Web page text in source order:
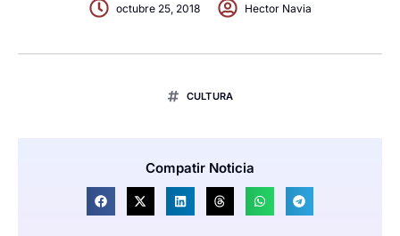
octubre 25, 2018 Hector Navia
CULTURA
Compatir Noticia